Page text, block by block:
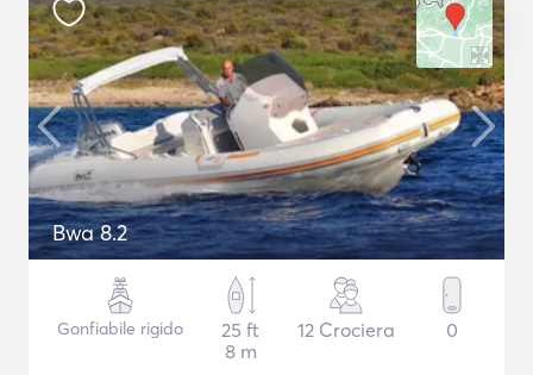
Bwa 8.2
Gonfiabile rigido
25 ft
8 m
12 Crociera 0